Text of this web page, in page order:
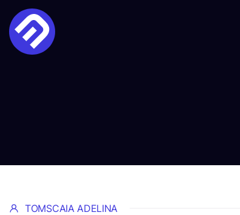
TOMSCAIA ADELINA